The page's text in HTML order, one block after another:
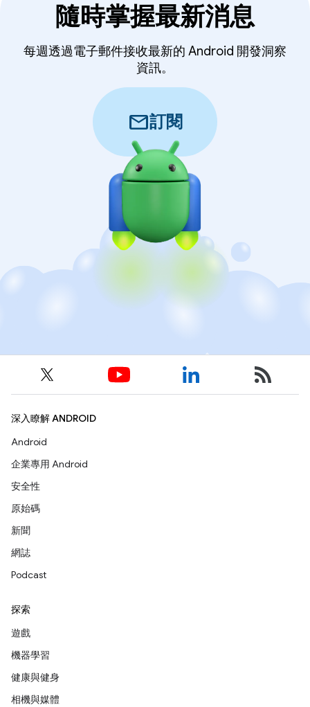
隨時掌握最新消息
每週透過電子郵件接收最新的 Android 開發洞察
資訊。
mail訂閱
深入瞭解 ANDROID
Android
企業專用 Android
安全性
原始碼
新聞
網誌
Podcast
探索
遊戲
機器學習
健康與健身
相機與媒體